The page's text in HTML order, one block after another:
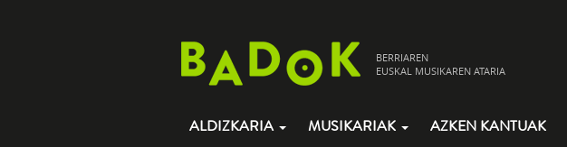
BERRIAREN
EUSKAL MUSIKAREN ATARIA
ALDIZKARIA MUSIKARIAK AZKEN KANTUAK